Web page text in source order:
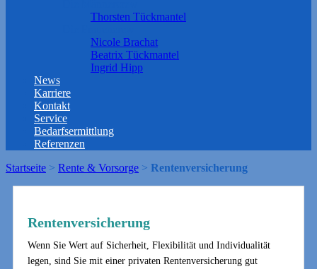
Thorsten Tückmantel
Nicole Brachat
Beatrix Tückmantel
Ingrid Hipp
News
Karriere
Kontakt
Service
Bedarfsermittlung
Referenzen
Startseite > Rente & Vorsorge > Rentenversicherung
Rentenversicherung
Wenn Sie Wert auf Sicherheit, Flexibilität und Individualität
legen, sind Sie mit einer privaten Rentenversicherung gut